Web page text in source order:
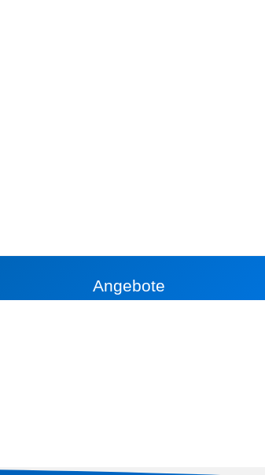
Angebote